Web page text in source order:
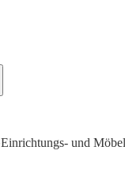
Einrichtungs- und